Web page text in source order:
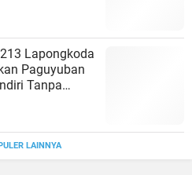
Lapongkoda
Paguyuban
Tanpa
(3)
LAINNYA